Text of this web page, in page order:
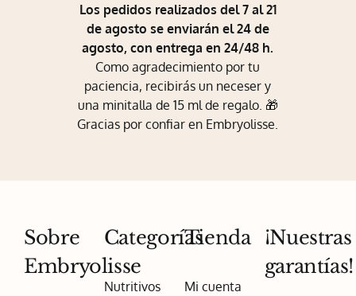
Los pedidos realizados del 7 al 21
de agosto se enviarán el 24 de
agosto, con entrega en 24/48 h.
Como agradecimiento por tu
paciencia, recibirás un neceser y
una minitalla de 15 ml de regalo. 🎁
Gracias por confiar en Embryolisse.
Sobre
Embryolisse
Categorías
Nutritivos
Tienda
Mi cuenta
¡Nuestras
garantías!